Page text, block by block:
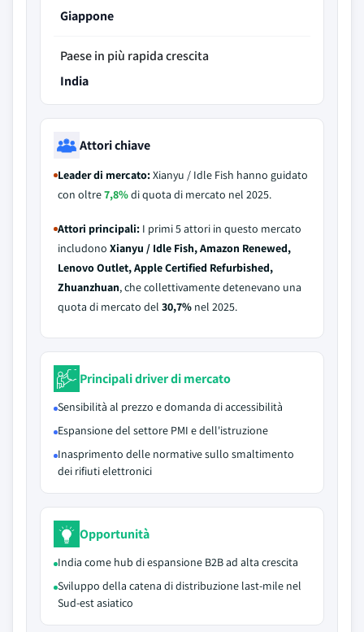
Giappone
Paese in più rapida crescita
India
Attori chiave
Leader di mercato:Xianyu / Idle Fish hanno guidato
con oltre7,8%di quota di mercato nel 2025.
Attori principali: I primi 5 attori in questo mercato
includono Xianyu / Idle Fish, Amazon Renewed,
Lenovo Outlet, Apple Certified Refurbished,
Zhuanzhuan, che collettivamente detenevano una
quota di mercato del 30,7% nel 2025.
Principali driver di mercato
Sensibilità al prezzo e domanda di accessibilità
Espansione del settore PMI e dell'istruzione
Inasprimento delle normative sullo smaltimento
dei rifiuti elettronici
Opportunità
India come hub di espansione B2B ad alta crescita
Sviluppo della catena di distribuzione last-mile nel
Sud-est asiatico